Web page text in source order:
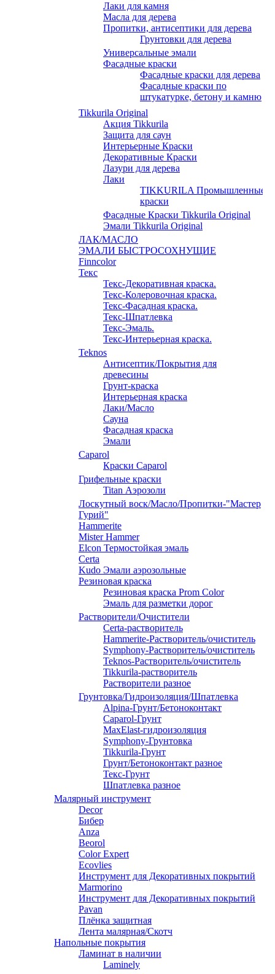
Лаки для камня
Масла для дерева
Пропитки, антисептики для дерева
Грунтовки для дерева
Универсальные эмали
Фасадные краски
Фасадные краски для дерева
Фасадные краски по
штукатурке, бетону и камню
Tikkurila Original
Акция Tikkurila
Защита для саун
Интерьерные Краски
Декоративные Краски
Лазури для дерева
Лаки
TIKKURILA Промышленные
краски
Фасадные Краски Tikkurila Original
Эмали Tikkurila Original
ЛАК/МАСЛО
ЭМАЛИ БЫСТРОСОХНУЩИЕ
Finncolor
Текс
Текс-Декоративная краска.
Текс-Колеровочная краска.
Текс-Фасадная краска.
Текс-Шпатлевка
Текс-Эмаль.
Текс-Интерьерная краска.
Teknos
Антисептик/Покрытия для
древесины
Грунт-краска
Интерьерная краска
Лаки/Масло
Сауна
Фасадная краска
Эмали
Caparol
Краски Caparol
Грифельные краски
Titan Аэрозоли
Лоскутный воск/Масло/Пропитки-"Мастер
Гурий"
Hammerite
Mister Hammer
Elcon Термостойкая эмаль
Certa
Kudo Эмали аэрозольные
Резиновая краска
Резиновая краска Prom Color
Эмаль для разметки дорог
Растворители/Очистители
Certa-растворитель
Hammerite-Растворитель/очиститель
Symphony-Растворитель/очиститель
Teknos-Растворитель/очиститель
Tikkurila-растворитель
Растворители разное
Грунтовка/Гидроизоляция/Шпатлевка
Alpina-Грунт/Бетоноконтакт
Caparol-Грунт
MaxElast-гидроизоляция
Symphony-Грунтовка
Tikkurila-Грунт
Грунт/Бетоноконтакт разное
Текс-Грунт
Шпатлевка разное
Малярный инструмент
Decor
Бибер
Anza
Beorol
Color Expert
Ecovlies
Инструмент для Декоративных покрытий
Marmorino
Инструмент для Декоративных покрытий
Pavan
Плёнка защитная
Лента малярная/Скотч
Напольные покрытия
Ламинат в наличии
Laminely